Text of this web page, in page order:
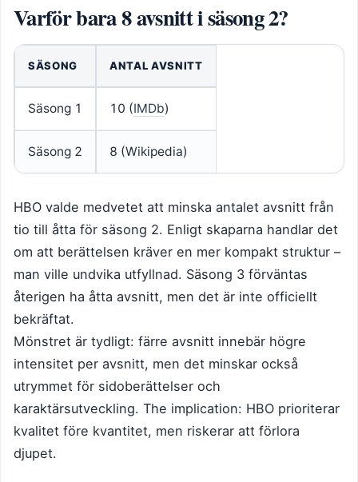
Varför bara 8 avsnitt i säsong 2?
SÄSONG ANTAL AVSNITT
Säsong 1 10 (IMDb)
Säsong 2 8 (Wikipedia)
HBO valde medvetet att minska antalet avsnitt från
tio till åtta för säsong 2. Enligt skaparna handlar det
om att berättelsen kräver en mer kompakt struktur –
man ville undvika utfyllnad. Säsong 3 förväntas
återigen ha åtta avsnitt, men det är inte officiellt
bekräftat.
Mönstret är tydligt: färre avsnitt innebär högre
intensitet per avsnitt, men det minskar också
utrymmet för sidoberättelser och
karaktärsutveckling. The implication: HBO prioriterar
kvalitet före kvantitet, men riskerar att förlora
djupet.